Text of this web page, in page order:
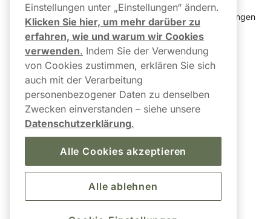
Kundendienst
FAQ
Paketstatus &
Sendungsverfolgung
Versand und Lieferung
Retoure anmelden / Kauf
hier widerrufen
Cookie Einstellungen
Bestellverlauf
Newsletter
AGB
Einstellungen unter „Einstellungen“ ändern.
Klicken Sie hier, um mehr darüber zu
erfahren, wie und warum wir Cookies
verwenden. Indem Sie der Verwendung
von Cookies zustimmen, erklären Sie sich
auch mit der Verarbeitung
personenbezogener Daten zu denselben
Zwecken einverstanden – siehe unsere
Datenschutzerklärung.
Alle Cookies akzeptieren
Alle ablehnen